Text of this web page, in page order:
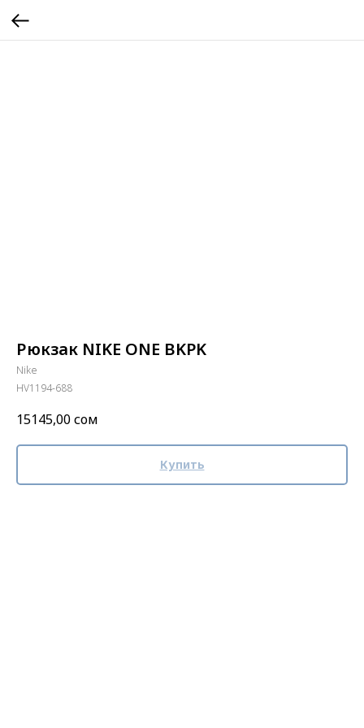
Рюкзак NIKE ONE BKPK
Nike
HV1194-688
15145,00сом
Купить